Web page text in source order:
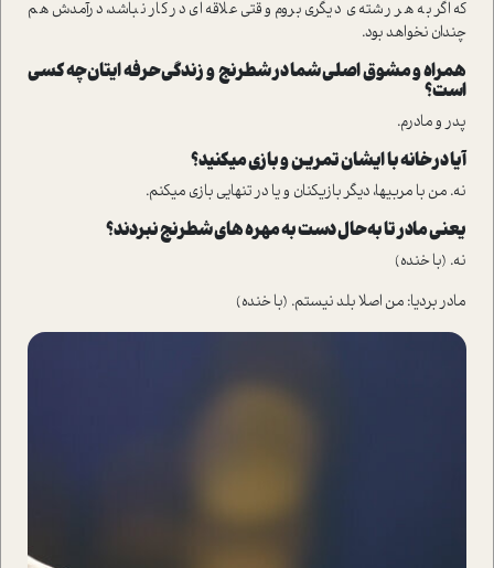
که اگر به هر رشته­ ی دیگری بروم وقتی علاقه­ ای در کار نباشد، درآمدش هم
چندان نخواهد بود.
همراه و مشوق اصلی شما در شطرنج و زندگی حرفه ­ای­تان چه کسی
است؟
پدر و مادرم.
آیا در خانه با ایشان تمرین و بازی می­کنید؟
نه. من با مربی­ها، دیگر بازیکنان و یا در تنهایی بازی می­کنم.
یعنی مادر تا به حال دست به مهره­ های شطرنج نبردند؟
نه. (با خنده)
مادر بردیا: من اصلا بلد نیستم. (با خنده)